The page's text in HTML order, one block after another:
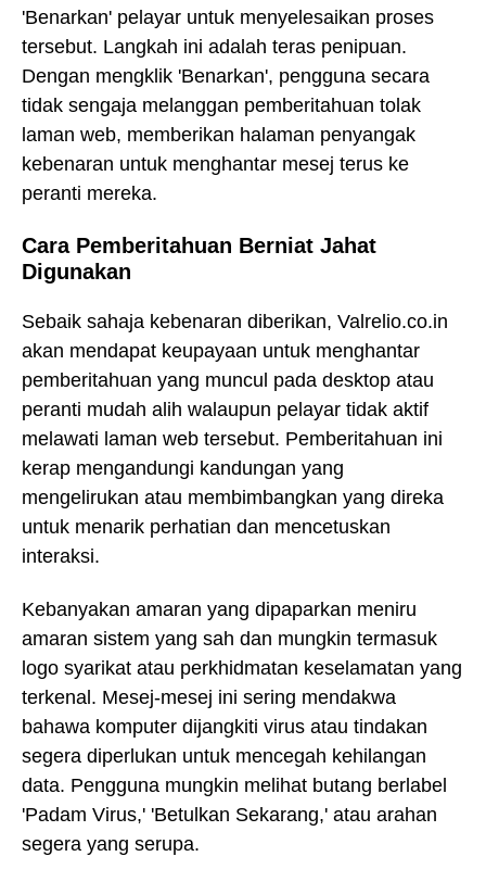
'Benarkan' pelayar untuk menyelesaikan proses
tersebut. Langkah ini adalah teras penipuan.
Dengan mengklik 'Benarkan', pengguna secara
tidak sengaja melanggan pemberitahuan tolak
laman web, memberikan halaman penyangak
kebenaran untuk menghantar mesej terus ke
peranti mereka.
Cara Pemberitahuan Berniat Jahat
Digunakan
Sebaik sahaja kebenaran diberikan, Valrelio.co.in
akan mendapat keupayaan untuk menghantar
pemberitahuan yang muncul pada desktop atau
peranti mudah alih walaupun pelayar tidak aktif
melawati laman web tersebut. Pemberitahuan ini
kerap mengandungi kandungan yang
mengelirukan atau membimbangkan yang direka
untuk menarik perhatian dan mencetuskan
interaksi.
Kebanyakan amaran yang dipaparkan meniru
amaran sistem yang sah dan mungkin termasuk
logo syarikat atau perkhidmatan keselamatan yang
terkenal. Mesej-mesej ini sering mendakwa
bahawa komputer dijangkiti virus atau tindakan
segera diperlukan untuk mencegah kehilangan
data. Pengguna mungkin melihat butang berlabel
'Padam Virus,' 'Betulkan Sekarang,' atau arahan
segera yang serupa.